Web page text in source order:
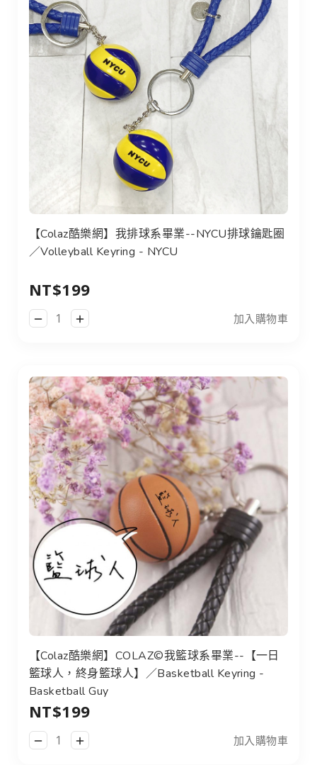
【Colaz酷樂網】我排球系畢業--NYCU排球鑰匙圈
／Volleyball Keyring - NYCU
NT$199
加入購物車
【Colaz酷樂網】COLAZ©我籃球系畢業--【一日
籃球人，終身籃球人】／Basketball Keyring -
Basketball Guy
NT$199
加入購物車